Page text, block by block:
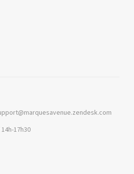
17h30